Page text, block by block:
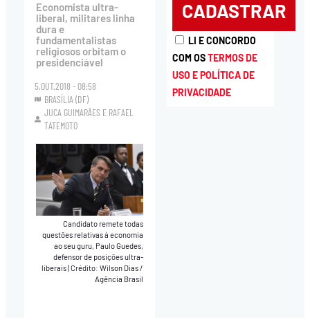
Economista ultra-
liberal, militares linha
dura e
fundamentalistas
religiosos orbitam o
presidenciável
5.OUT.2018 - 08:58
BRASÍLIA (DF)
JUCA GUIMARÃES E RAFAEL
TATEMOTO
Candidato remete todas
questões relativas à economia
ao seu guru, Paulo Guedes,
defensor de posições ultra-
liberais|Crédito: Wilson Dias /
Agência Brasil
LI E CONCORDO
COM OSTERMOS DE
USO E POLÍTICA DE
PRIVACIDADE